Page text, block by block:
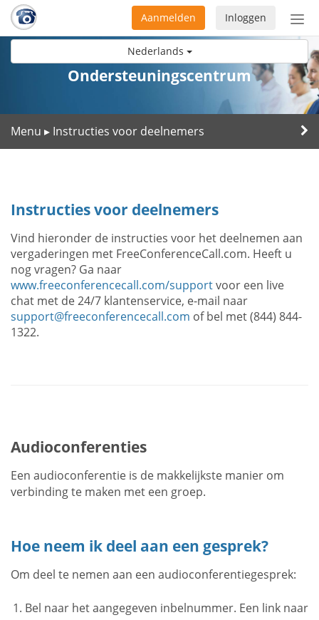
Nederlands
Inloggen
Aanmelden
Ondersteuningscentrum
Menu ▸ Instructies voor deelnemers
Instructies voor deelnemers
Vind hieronder de instructies voor het deelnemen aan
vergaderingen met FreeConferenceCall.com. Heeft u
nog vragen? Ga naar
www.freeconferencecall.com/supportvoor een live
chat met de 24/7 klantenservice, e-mail naar
support@freeconferencecall.com of bel met (844) 844-
1322.
Audioconferenties
Een audioconferentie is de makkelijkste manier om
verbinding te maken met een groep.
Hoe neem ik deel aan een gesprek?
Om deel te nemen aan een audioconferentiegesprek:
Bel naar het aangegeven inbelnummer. Een link naar